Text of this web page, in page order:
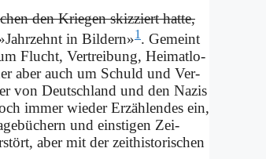
den Krie­gen skiz­ziert hat­te,
in Bil­dern»1 . Ge­meint
Flucht, Ver­trei­bung, Hei­mat­lo­
aber auch um Schuld und Ver­
von Deutsch­land und den Na­zis
im­mer wie­der Er­zäh­len­des ein,
und ein­sti­gen Zei­
aber mit der zeit­hi­sto­ri­schen